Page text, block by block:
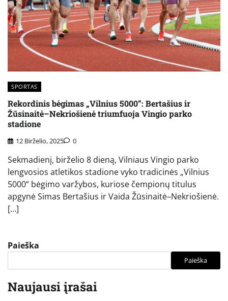
SPORTAS
Rekordinis bėgimas „Vilnius 5000”: Bertašius ir
Žūsinaitė–Nekriošienė triumfuoja Vingio parko
stadione
12 Birželio, 2025 0
Sekmadienį, birželio 8 dieną, Vilniaus Vingio parko
lengvosios atletikos stadione vyko tradicinės „Vilnius
5000“ bėgimo varžybos, kuriose čempionų titulus
apgynė Simas Bertašius ir Vaida Žūsinaitė–Nekriošienė.
[…]
Paieška
Paieška
Naujausi įrašai